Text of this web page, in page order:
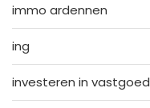
immo ardennen
ing
investeren in vastgoed